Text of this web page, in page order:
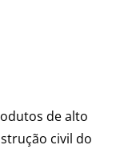
de alto
civil do